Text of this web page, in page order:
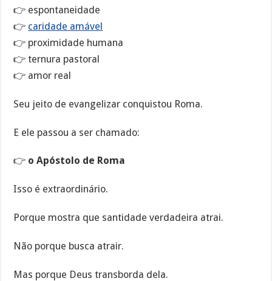
👉 espontaneidade
👉 caridade amável
👉 proximidade humana
👉 ternura pastoral
👉 amor real
Seu jeito de evangelizar conquistou Roma.
E ele passou a ser chamado:
👉 o Apóstolo de Roma
Isso é extraordinário.
Porque mostra que santidade verdadeira atrai.
Não porque busca atrair.
Mas porque Deus transborda dela.